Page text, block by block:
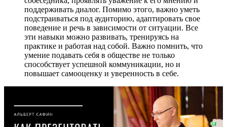
поддерживать диалог. Помимо этого, важно уметь
подстраиваться под аудиторию, адаптировать свое
поведение и речь в зависимости от ситуации. Все
эти навыки можно развивать, тренируясь на
практике и работая над собой. Важно помнить, что
умение подавать себя в обществе не только
способствует успешной коммуникации, но и
повышает самооценку и уверенность в себе.